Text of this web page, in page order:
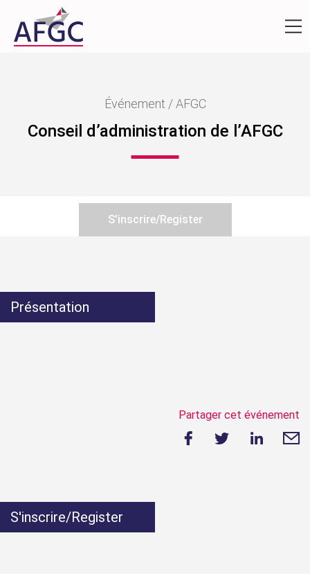
Événement / AFGC
Conseil d’administration de l’AFGC
S'inscrire/Register
Présentation
Partager cet événement
S'inscrire/Register